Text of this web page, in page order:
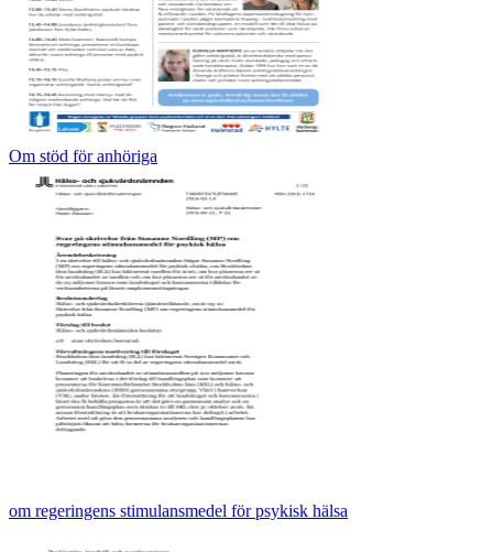
Om stöd för anhöriga
om regeringens stimulansmedel för psykisk hälsa